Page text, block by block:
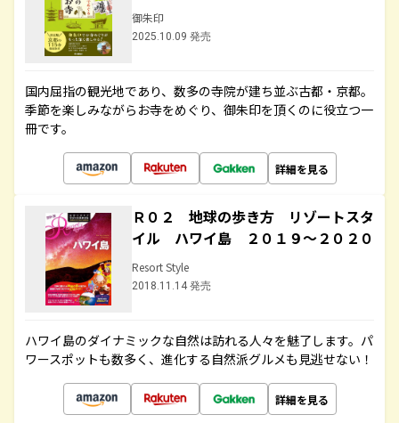
御朱印
2025.10.09 発売
国内屈指の観光地であり、数多の寺院が建ち並ぶ古都・京都。
季節を楽しみながらお寺をめぐり、御朱印を頂くのに役立つ一
冊です。
詳細を見る
Ｒ０２ 地球の歩き方 リゾートスタ
イル ハワイ島 ２０１９～２０２０
Resort Style
2018.11.14 発売
ハワイ島のダイナミックな自然は訪れる人々を魅了します。パ
ワースポットも数多く、進化する自然派グルメも見逃せない！
詳細を見る